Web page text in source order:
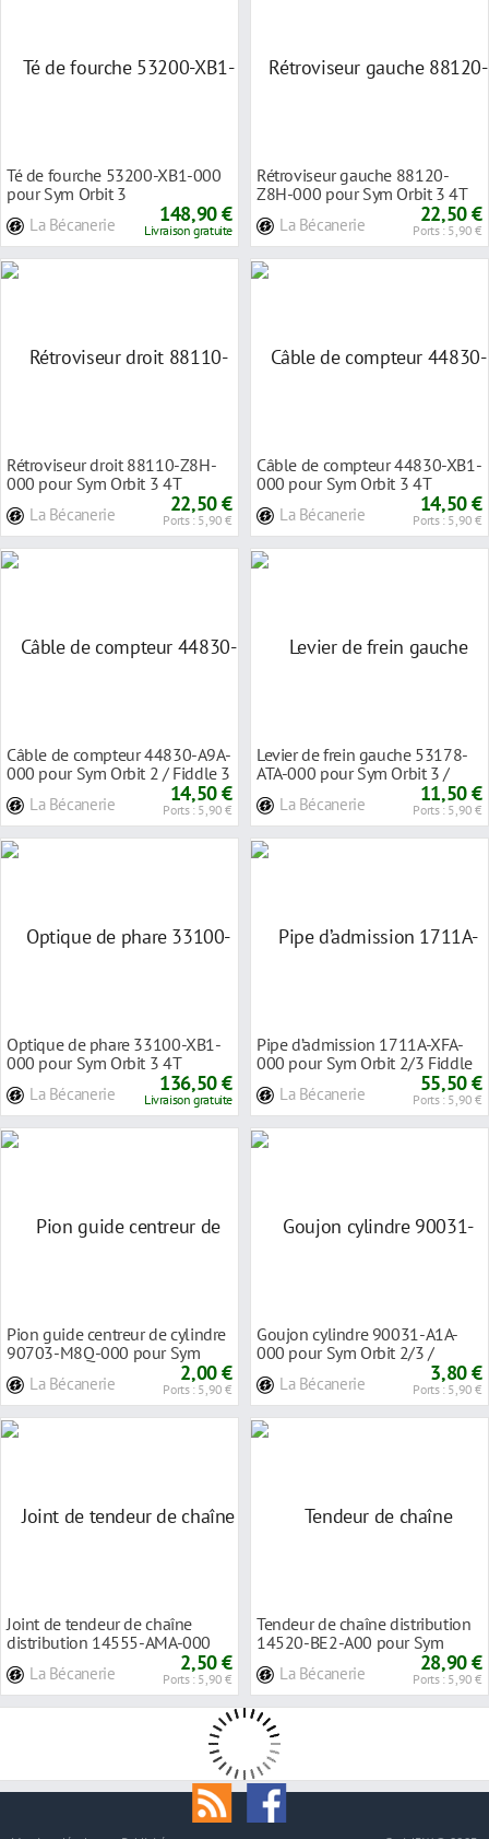
Té de fourche 53200-XB1-000
pour Sym Orbit 3
La Bécanerie 148,90 €
Livraison gratuite
Rétroviseur gauche 88120-
Z8H-000 pour Sym Orbit 3 4T
La Bécanerie 22,50 €
Ports : 5,90 €
Rétroviseur droit 88110-Z8H-
000 pour Sym Orbit 3 4T
La Bécanerie 22,50 €
Ports : 5,90 €
Câble de compteur 44830-XB1-
000 pour Sym Orbit 3 4T
La Bécanerie 14,50 €
Ports : 5,90 €
Câble de compteur 44830-A9A-
000 pour Sym Orbit 2 / Fiddle 3
La Bécanerie 14,50 €
Ports : 5,90 €
Levier de frein gauche 53178-
ATA-000 pour Sym Orbit 3 /
La Bécanerie 11,50 €
Ports : 5,90 €
Optique de phare 33100-XB1-
000 pour Sym Orbit 3 4T
La Bécanerie 136,50 €
Livraison gratuite
Pipe d’admission 1711A-XFA-
000 pour Sym Orbit 2/3 Fiddle
La Bécanerie 55,50 €
Ports : 5,90 €
Pion guide centreur de cylindre
90703-M8Q-000 pour Sym
La Bécanerie 2,00 €
Ports : 5,90 €
Goujon cylindre 90031-A1A-
000 pour Sym Orbit 2/3 /
La Bécanerie 3,80 €
Ports : 5,90 €
Joint de tendeur de chaîne
distribution 14555-AMA-000
La Bécanerie 2,50 €
Ports : 5,90 €
Tendeur de chaîne distribution
14520-BE2-A00 pour Sym
La Bécanerie 28,90 €
Ports : 5,90 €